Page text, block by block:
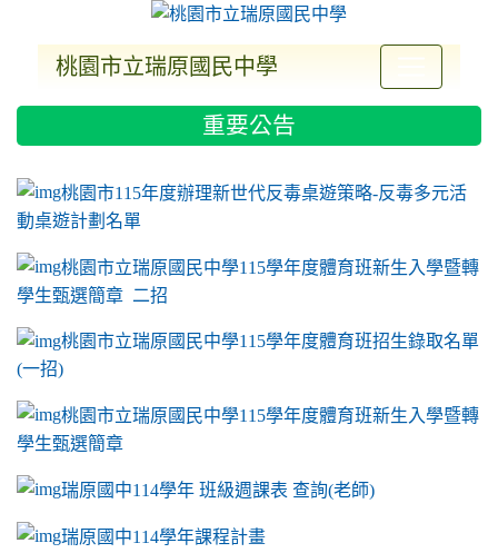
桃園市立瑞原國民中學
重要公告
link to https://sites.google.com/a/m2.ryjh.tyc.edu.tw/ryjh011/
桃園市115年度辦理新世代反毒桌遊策略-反毒多元活
動桌遊計劃名單
桃園市立瑞原國民中學115學年度體育班新生入學暨轉
學生甄選簡章 二招
桃園市立瑞原國民中學115學年度體育班招生錄取名單
(一招)
桃園市立瑞原國民中學115學年度體育班新生入學暨轉
學生甄選簡章
瑞原國中114學年 班級週課表 查詢(老師)
瑞原國中114學年課程計畫